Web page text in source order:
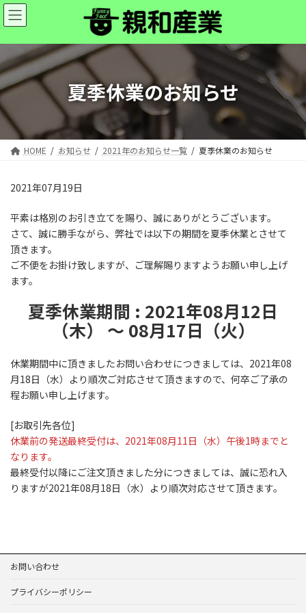
コ
ン
ン
ツ
へ
ス
キ
ッ
ナ
ビ
ー
シ
ョ
ン
に
移
夏季休業のお知らせ
HOME お知らせ 2021年のお知らせ一覧 夏季休業のお知らせ
2021年07月19日
平素は格別のお引き立てを賜り、誠にありがとうございます。
さて、誠に勝手ながら、弊社では以下の期間を夏季休業とさせて
頂きます。
ご不便をお掛け致しますが、ご理解賜りますようお願い申し上げ
ます。
夏季休業期間 : 2021年08月12日
（木） ～ 08月17日（火）
休業期間中に頂きましたお問い合わせにつきましては、2021年08
月18日（水）より順次ご対応させて頂きますので、何卒ご了承の
程お願い申し上げます。
[お取引先各位]
休業前の発送最終受付は、2021年08月11日（水）午後1時までと
なります。
最終受付以降にご注文頂きました分につきましては、誠に恐れ入
りますが2021年08月18日（水）より順次対応させて頂きます。
お問い合わせ
プライバシーポリシー